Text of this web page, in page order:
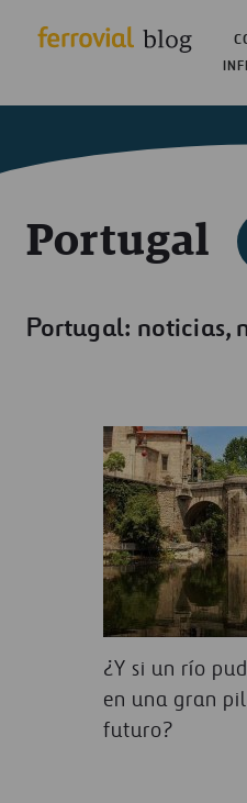
Portugal
Portugal: noticias,
¿Y si un río
en una gran
futuro?